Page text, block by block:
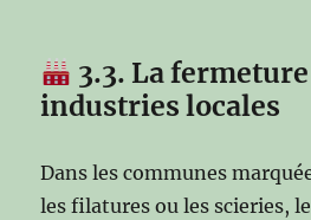
3.3. La fermeture
industries locales
Dans les communes
les filatures ou les scieries,